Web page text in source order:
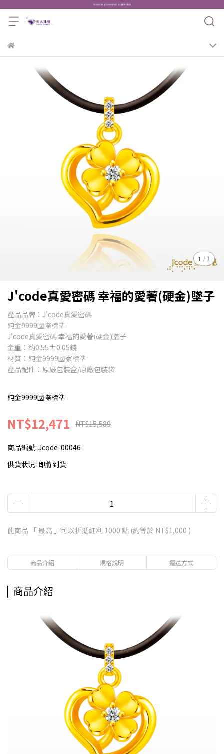
1 /1
J'code真愛密碼 幸福的愛著(硬金)墜子
產品品牌：J'code真愛密碼
純金9999國際標準
J'code真愛密碼 幸福的愛著(硬金)墜子
金重：約0.55±0.05錢
材質：純金9999國家標準
產品配件：原廠包裝盒/原廠包裝袋
純金9999國際標準
NT$12,471 NT$15,589
商品編號: Jcode-00046
供貨狀況: 即將到貨
此商品 「 最高 」可以折抵紅利 1000 點 (約等於 NT$1,000 )
商品介紹 規格說明 運送方式
商品介紹